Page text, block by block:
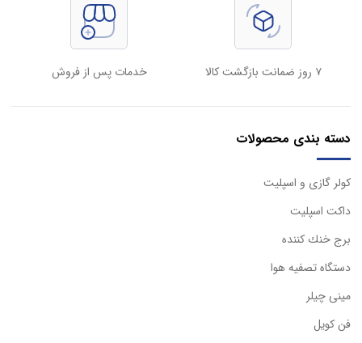
۷ روز ضمانت بازگشت کالا خدمات پس از فروش
دسته بندی محصولات
كولر گازی و اسپليت
داكت اسپليت
برج خنك كننده
دستگاه تصفيه هوا
مینی چیلر
فن کویل